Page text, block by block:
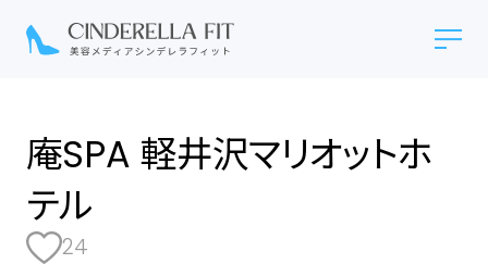
庵SPA 軽井沢マリオットホ
テル
24